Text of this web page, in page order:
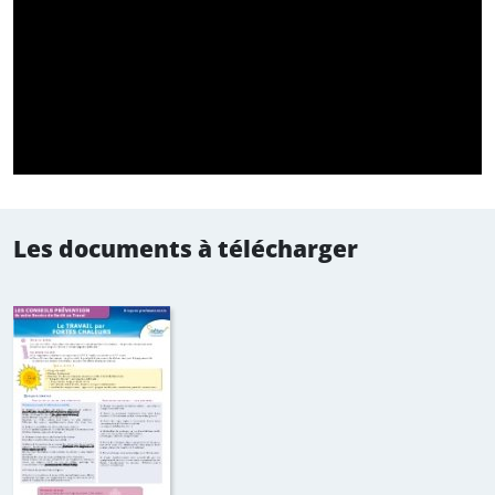
Aspergez son corps d’eau fraîche et appliquez-lui
maximum.
quantités et souvent, uniquement si elle est
consciente.
Ne donnez pas de médicaments.
En cas de perte de connaissance, mettez la
personne en position latérale de sécurité.
Risque accidentel
Les documents à télécharger